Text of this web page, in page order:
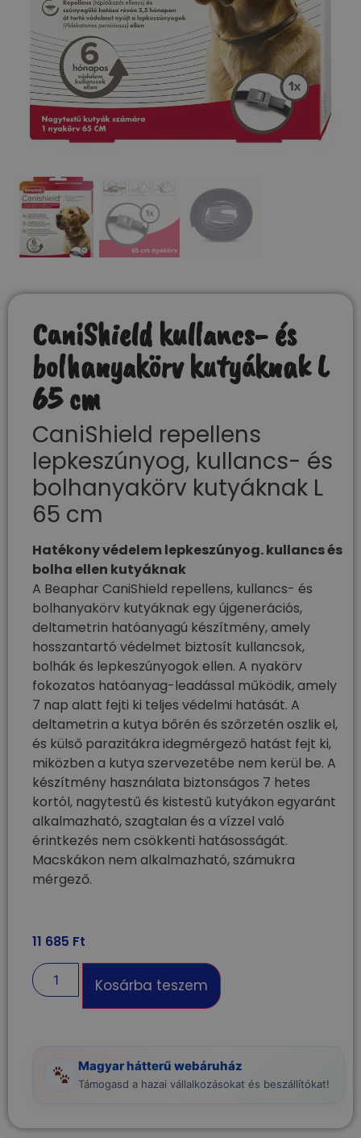
CaniShield kullancs- és
bolhanyakörv kutyáknak L
65 cm
CaniShield repellens
lepkeszúnyog, kullancs- és
bolhanyakörv kutyáknak L
65 cm
Hatékony védelem lepkeszúnyog. kullancs és
bolha ellen kutyáknak​
A Beaphar CaniShield repellens, kullancs- és
bolhanyakörv kutyáknak egy újgenerációs,
deltametrin hatóanyagú készítmény, amely
hosszantartó védelmet biztosít kullancsok,
bolhák és lepkeszúnyogok ellen. A nyakörv
fokozatos hatóanyag-leadással működik, amely
7 nap alatt fejti ki teljes védelmi hatását. A
deltametrin a kutya bőrén és szőrzetén oszlik el,
és külső parazitákra idegmérgező hatást fejt ki,
miközben a kutya szervezetébe nem kerül be. A
készítmény használata biztonságos 7 hetes
kortól, nagytestű és kistestű kutyákon egyaránt
alkalmazható, szagtalan és a vízzel való
érintkezés nem csökkenti hatásosságát.
Macskákon nem alkalmazható, számukra
mérgező.
11 685 Ft
Kosárba teszem
Magyar hátterű webáruház
Támogasd a hazai vállalkozásokat és beszállítókat!